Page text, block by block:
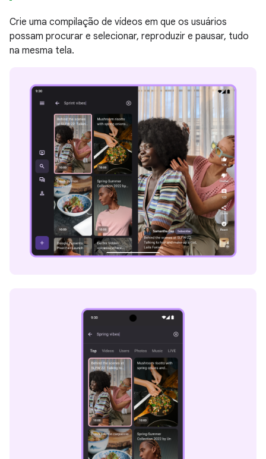
Crie uma compilação de vídeos em que os usuários
possam procurar e selecionar, reproduzir e pausar, tudo
na mesma tela.